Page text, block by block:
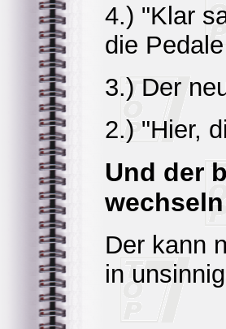
4.) "Klar
die
3.) Der
2.) "Hier,
Und der
Der kann
in